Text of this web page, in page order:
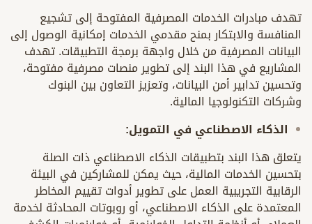
تهدف مبادرات الخدمات المصرفية المفتوحة إلى تشجيع
المنافسة والابتكار بمنح مقدمي الخدمات إمكانية الوصول إلى
البيانات المصرفية من خلال واجهة برمجة التطبيقات. تهدف
المشاريع في هذا البند إلى تطوير منصات مصرفية مفتوحة،
وتحسين تدابير أمن البيانات، وتعزيز التعاون بين البنوك
وشركات التكنولوجيا المالية.
الذكاء الاصطناعي في التمويل:
يتعلق هذا البند بتطبيقات الذكاء الاصطناعي ذات الصلة
بتحسين الخدمات المالية، حيث يمكن للمشاركين في البيئة
الرقابية التجريبية العمل على تطوير أدوات تقييم المخاطر
المعتمدة على الذكاء الاصطناعي، أو روبوتات المحادثة لخدمة